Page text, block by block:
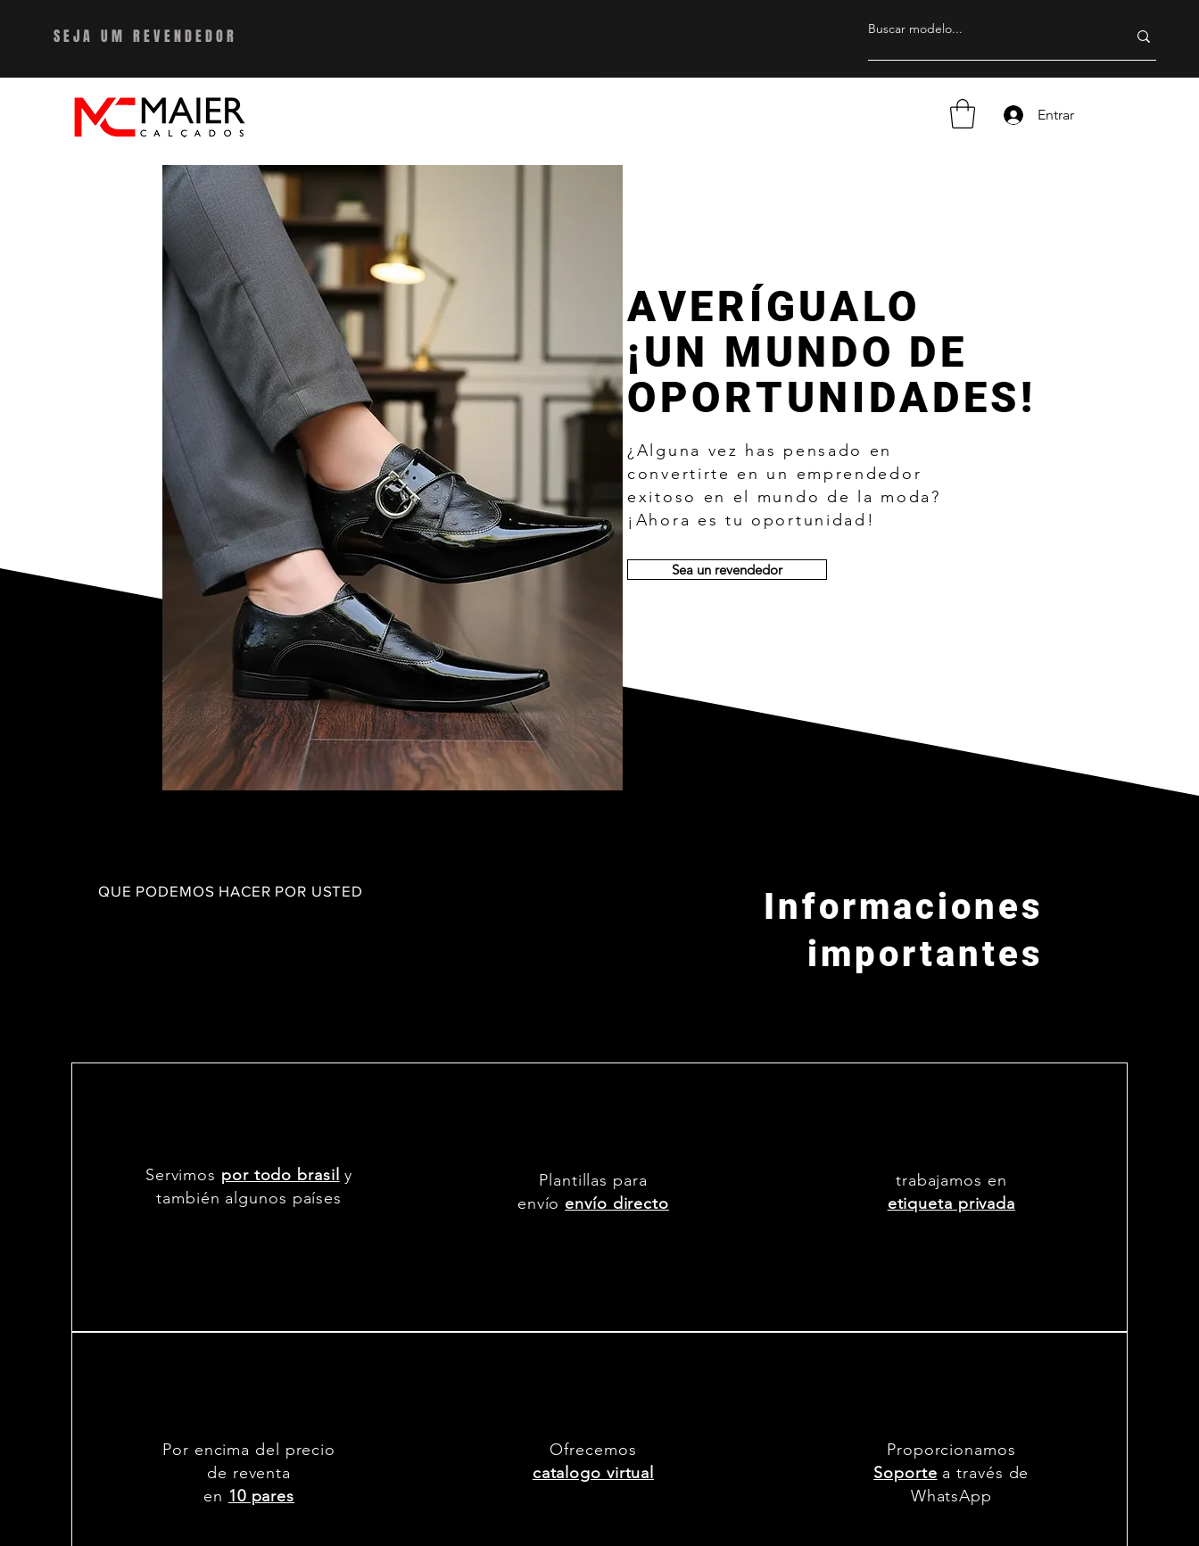
SEJA UM REVENDEDOR
Entrar
AVERÍGUALO
¡UN MUNDO DE
OPORTUNIDADES!
¿Alguna vez has pensado en
convertirte en un emprendedor
exitoso en el mundo de la moda?
¡Ahora es tu oportunidad!
Sea un revendedor
QUE PODEMOS HACER POR USTED
Informaciones
importantes
Servimos por todo brasil y
también algunos países
Plantillas para
envío envío directo
trabajamos en
etiqueta privada
Por encima del precio
de reventa
en 10 pares
Ofrecemos
catalogo virtual
Proporcionamos
Soporte a través de
WhatsApp